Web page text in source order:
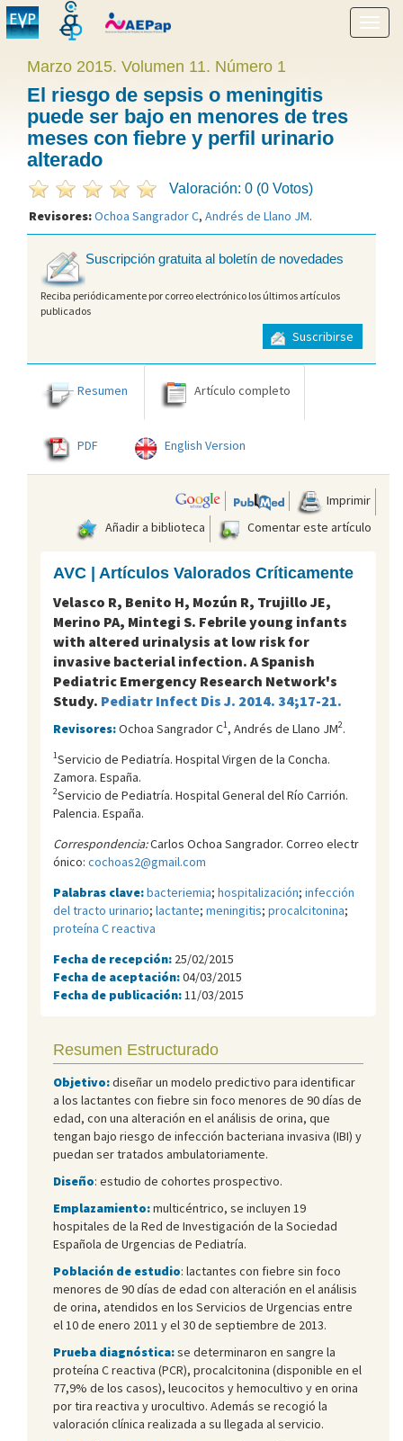
menú
Marzo 2015. Volumen 11. Número 1
El riesgo de sepsis o meningitis
puede ser bajo en menores de tres
meses con fiebre y perfil urinario
alterado
Valoración: 0 (0 Votos)
Revisores:Ochoa Sangrador C, Andrés de Llano JM.
Suscripción gratuita al boletín de novedades
Reciba periódicamente por correo electrónico los últimos artículos
publicados
Suscribirse
Resumen Artículo completo
PDF English Version
Imprimir
Añadir a biblioteca
Comentar este artículo
AVC | Artículos Valorados Críticamente
Velasco R, Benito H, Mozún R, Trujillo JE,
Merino PA, Mintegi S. Febrile young infants
with altered urinalysis at low risk for
invasive bacterial infection. A Spanish
Pediatric Emergency Research Network's
Study. Pediatr Infect Dis J. 2014. 34;17-21.
Revisores:Ochoa Sangrador C1, Andrés de Llano JM2.
1Servicio de Pediatría. Hospital Virgen de la Concha.
Zamora. España.
2Servicio de Pediatría. Hospital General del Río Carrión.
Palencia. España.
Correspondencia:Carlos Ochoa Sangrador. Correo electr
ónico: cochoas2@gmail.com
Palabras clave:bacteriemia; hospitalización; infección
del tracto urinario; lactante; meningitis; procalcitonina;
proteína C reactiva
Fecha de recepción: 25/02/2015
Fecha de aceptación:04/03/2015
Fecha de publicación: 11/03/2015
Resumen Estructurado
Objetivo:diseñar un modelo predictivo para identificar
a los lactantes con fiebre sin foco menores de 90 días de
edad, con una alteración en el análisis de orina, que
tengan bajo riesgo de infección bacteriana invasiva (IBI) y
puedan ser tratados ambulatoriamente.
Diseño: estudio de cohortes prospectivo.
Emplazamiento:multicéntrico, se incluyen 19
hospitales de la Red de Investigación de la Sociedad
Española de Urgencias de Pediatría.
Población de estudio: lactantes con fiebre sin foco
menores de 90 días de edad con alteración en el análisis
de orina, atendidos en los Servicios de Urgencias entre
el 10 de enero 2011 y el 30 de septiembre de 2013.
Prueba diagnóstica:se determinaron en sangre la
proteína C reactiva (PCR), procalcitonina (disponible en el
77,9% de los casos), leucocitos y hemocultivo y en orina
por tira reactiva y urocultivo. Además se recogió la
valoración clínica realizada a su llegada al servicio.